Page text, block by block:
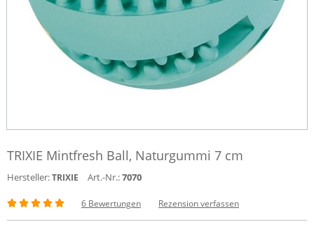
TRIXIE Mintfresh Ball, Naturgummi 7 cm
Hersteller:TRIXIE Art.-Nr.:7070
6 Bewertungen Rezension verfassen